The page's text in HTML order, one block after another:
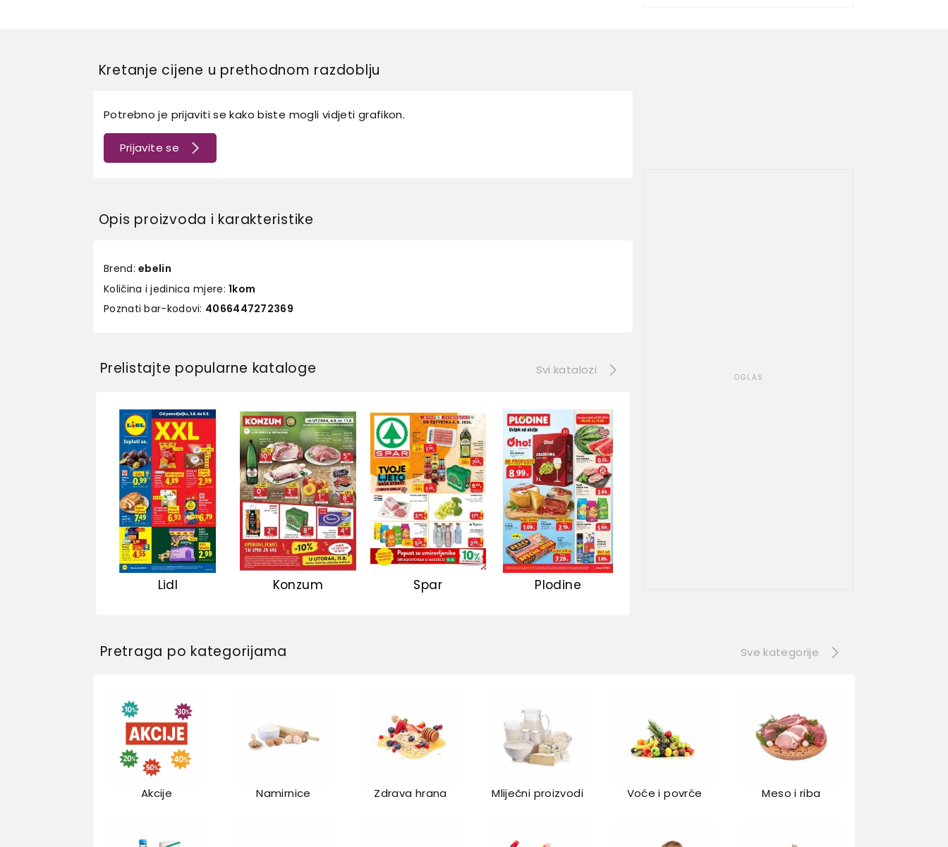
Kretanje cijene u prethodnom razdoblju
Potrebno je prijaviti se kako biste mogli vidjeti grafikon.
Prijavite se
Opis proizvoda i karakteristike
Brend:ebelin
Količina i jedinica mjere:1kom
Poznati bar-kodovi: 4066447272369
Prelistajte popularne kataloge Svi katalozi
Lidl Konzum Spar Plodine
Pretraga po kategorijama Sve kategorije
Akcije Namirnice Zdrava hrana Mliječni proizvodi Voće i povrće Meso i riba